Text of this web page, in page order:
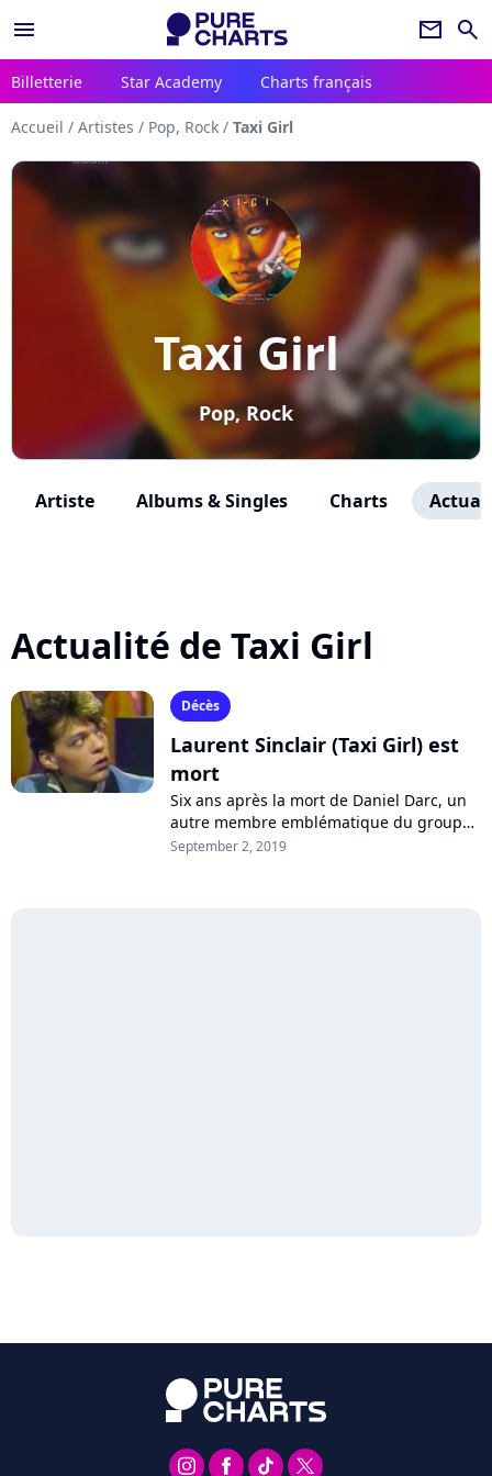
menu newsletter search
Billetterie Star Academy Charts français
Accueil / Artistes / Pop, Rock / Taxi Girl
Taxi Girl
Pop, Rock
Artiste Albums & Singles Charts
Actualité de Taxi Girl
Décès
Laurent Sinclair (Taxi Girl) est
mort
Six ans après la mort de Daniel Darc, un
autre membre emblématique du groupe
Taxi Girl nous a quittés. Laurent Sinclair, à
September 2, 2019